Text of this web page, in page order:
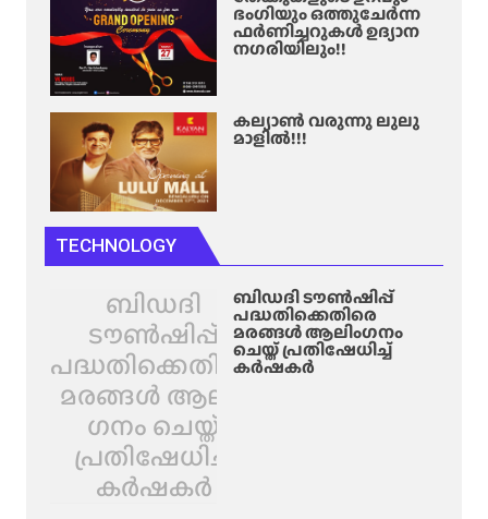
ഭംഗിയും ഒത്തുചേർന്ന
ഫർണിച്ചറുകൾ ഉദ്യാന
നഗരിയിലും!!
കല്യാൺ വരുന്നു ലുലു
മാളിൽ!!!
TECHNOLOGY
ബിഡദി
ടൗൺഷിപ്പ്
പദ്ധതിക്കെതിരെ
മരങ്ങൾ ആലിം​
ഗനം ചെയ്ത്
പ്രതിഷേധിച്ച്
കർഷകർ
ബിഡദി ടൗൺഷിപ്പ്
പദ്ധതിക്കെതിരെ
മരങ്ങൾ ആലിം​ഗനം
ചെയ്ത് പ്രതിഷേധിച്ച്
കർഷകർ